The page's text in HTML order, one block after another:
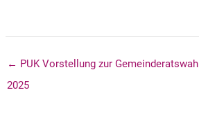
← PUK Vorstellung zur Gemeinderatswahl
2025